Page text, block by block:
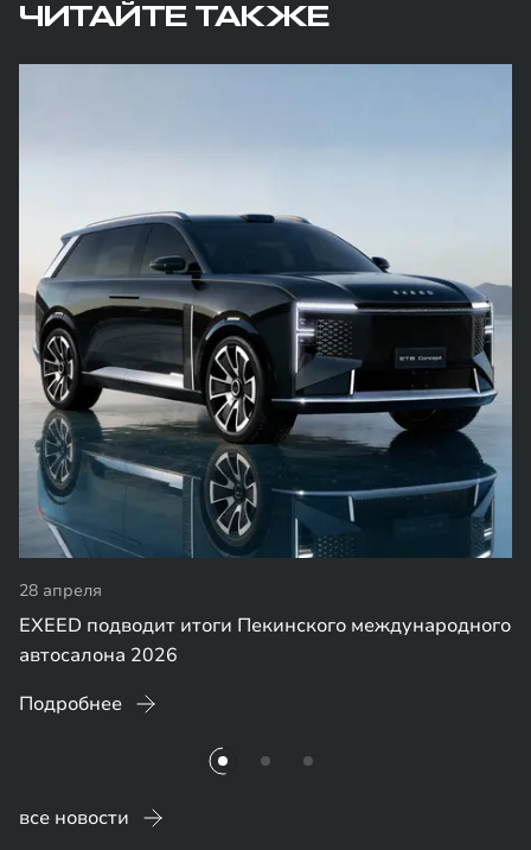
ЧИТАЙТЕ ТАКЖЕ
28 апреля
EXEED подводит итоги Пекинского международного
автосалона 2026
Подробнее
все новости